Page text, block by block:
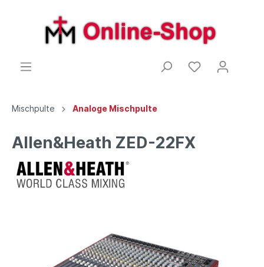
Mischpulte Analoge Mischpulte
Allen&Heath ZED-22FX